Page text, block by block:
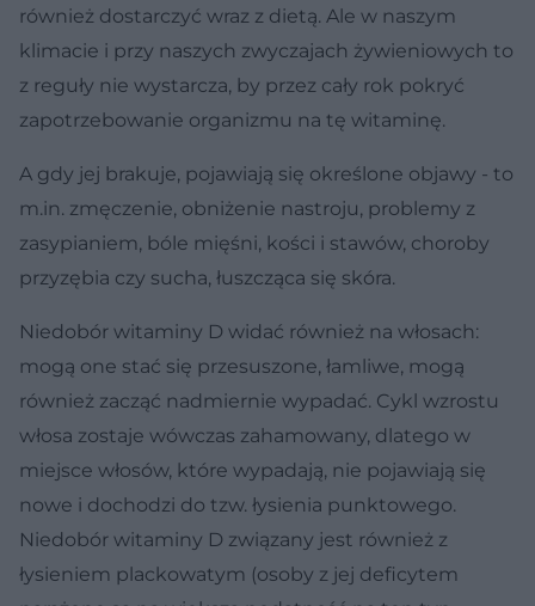
również dostarczyć wraz z dietą. Ale w naszym
klimacie i przy naszych zwyczajach żywieniowych to
z reguły nie wystarcza, by przez cały rok pokryć
zapotrzebowanie organizmu na tę witaminę.
A gdy jej brakuje, pojawiają się określone objawy - to
m.in. zmęczenie, obniżenie nastroju, problemy z
zasypianiem, bóle mięśni, kości i stawów, choroby
przyzębia czy sucha, łuszcząca się skóra.
Niedobór witaminy D widać również na włosach:
mogą one stać się przesuszone, łamliwe, mogą
również zacząć nadmiernie wypadać. Cykl wzrostu
włosa zostaje wówczas zahamowany, dlatego w
miejsce włosów, które wypadają, nie pojawiają się
nowe i dochodzi do tzw. łysienia punktowego.
Niedobór witaminy D związany jest również z
łysieniem plackowatym (osoby z jej deficytem